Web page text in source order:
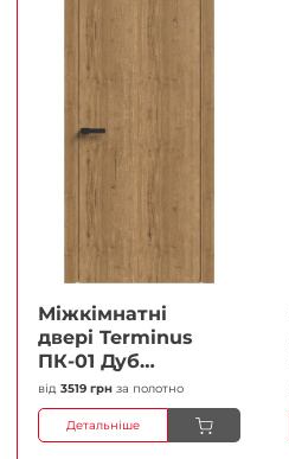
Міжкімнатні
двері Terminus
ПК-01 Дуб
античний Глухі
Плівка
від 3519 грн за полотно
Детальніше